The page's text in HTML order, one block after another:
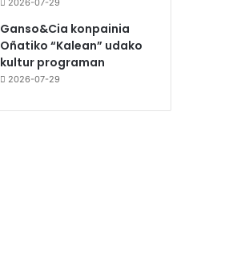
2026-07-29
Ganso&Cia konpainia
Oñatiko “Kalean” udako
kultur programan
2026-07-29